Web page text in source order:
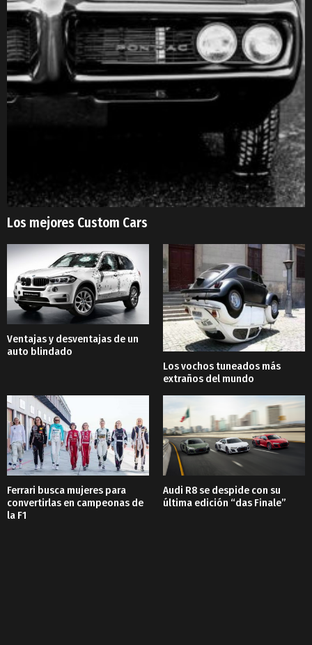
Los mejores Custom Cars
Ventajas y desventajas de un
auto blindado
Los vochos tuneados más
extraños del mundo
Ferrari busca mujeres para
convertirlas en campeonas de
la F1
Audi R8 se despide con su
última edición “das Finale”